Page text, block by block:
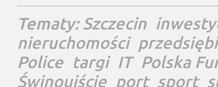
Tematy:Szczecin
nieruchomości
Police targi IT Polska
Świnoujście port sport